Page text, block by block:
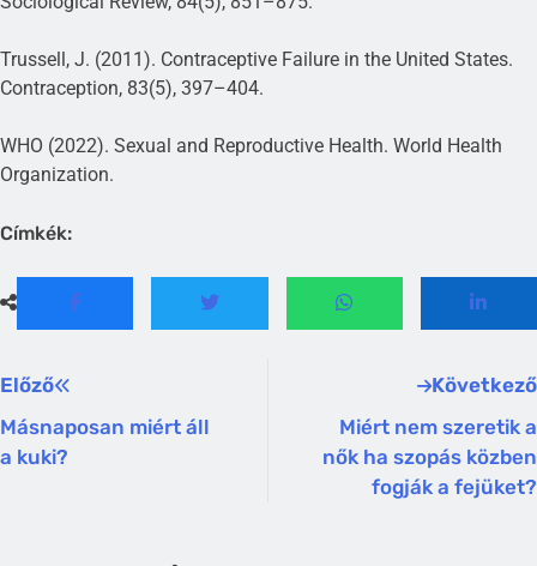
Trussell, J. (2011). Contraceptive Failure in the United States.
Contraception, 83(5), 397–404.
WHO (2022). Sexual and Reproductive Health. World Health
Organization.
Címkék:
Előző
Másnaposan miért áll
a kuki?
Következő
Miért nem szeretik a
nők ha szopás közben
fogják a fejüket?